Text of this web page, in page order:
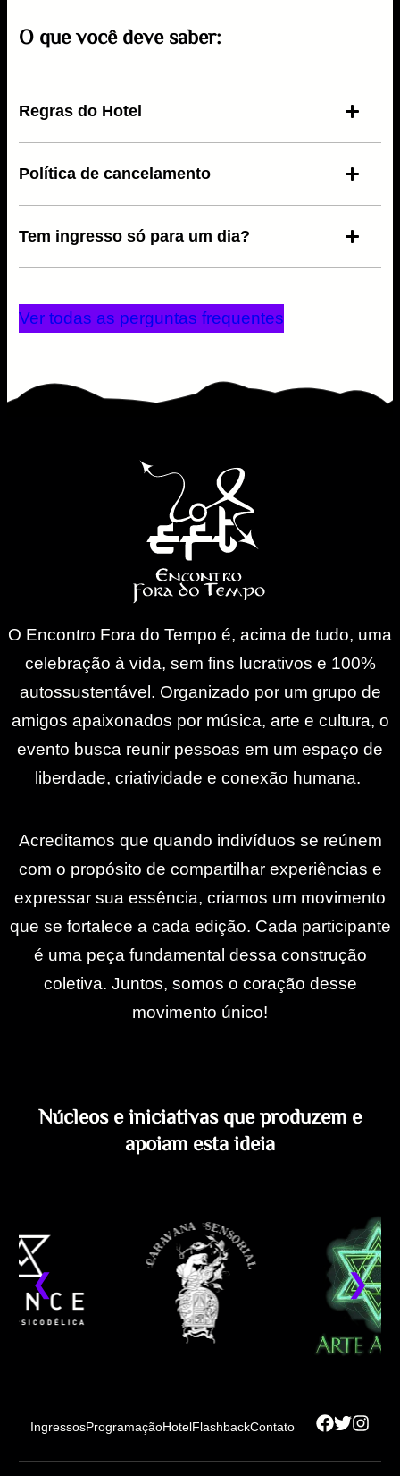
O que você deve saber:
Regras do Hotel
Check-in: a partir das 15h do dia 29/08
Check-out: até às 14h do dia 31/08
Programação: início às 19h do dia 29/08
Não retirar as toalhas do hotel dos quartos
Carros devem ficar no estacionamento
Política de cancelamento
Tem ingresso só para um dia?
Ver todas as perguntas frequentes
O Encontro Fora do Tempo é, acima de tudo, uma
celebração à vida, sem fins lucrativos e 100%
autossustentável. Organizado por um grupo de
amigos apaixonados por música, arte e cultura, o
evento busca reunir pessoas em um espaço de
liberdade, criatividade e conexão humana.
Acreditamos que quando indivíduos se reúnem
com o propósito de compartilhar experiências e
expressar sua essência, criamos um movimento
que se fortalece a cada edição. Cada participante
é uma peça fundamental dessa construção
coletiva. Juntos, somos o coração desse
movimento único!
Núcleos e iniciativas que produzem e
apoiam esta ideia
IngressosProgramaçãoHotelFlashbackContato